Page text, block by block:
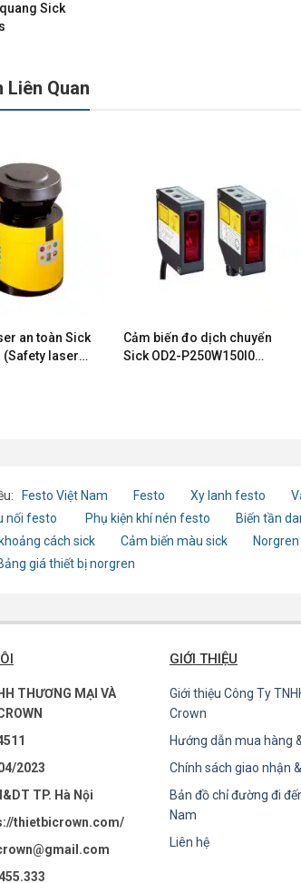
Sick
Liên Quan
an toàn Sick
(Safety laser
Cảm biến đo dịch chuyển
Sick OD2-P250W150I0
Festo Việt Nam Festo Xy lanh festo
nối festo Phụ kiện khí nén festo Biến tần
cách sick
Cảm biến màu sick
giá thiết bị norgren
THƯƠNG MẠI VÀ
2023
TP. Hà Nội
thietbicrown.com/
GIỚI THIỆU
Giới thiệu Công Ty
Crown
Hướng dẫn mua hàng
Chính sách giao nhận
Bản đồ chỉ đường đi
Nam
Liên hệ